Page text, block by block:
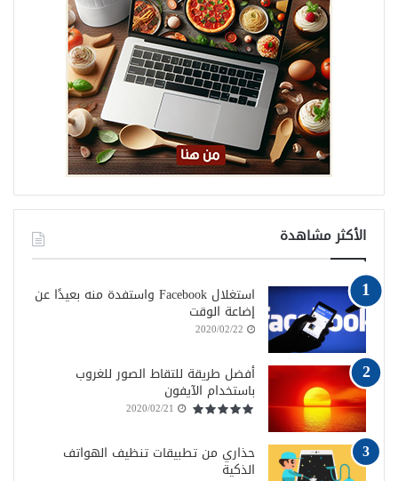
الأكثر مشاهدة
استغلال Facebook واستفدة منه بعيدًا عن
إضاعة الوقت
2020/02/22
أفضل طريقة للتقاط الصور للغروب
باستخدام الآيفون
2020/02/21
حذاري من تطبيقات تنظيف الهواتف
الذكية